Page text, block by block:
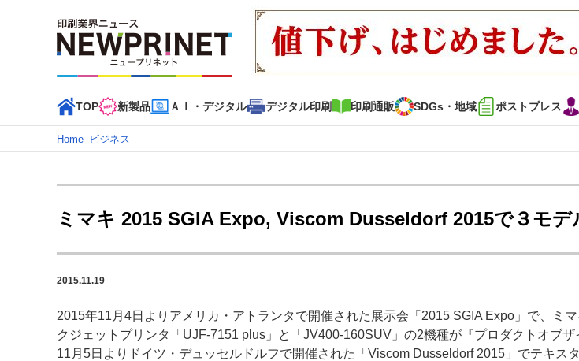
TOP 新製品 ＡＩ・デジタル デジタル印刷 印刷通販 SDGs・地域 ポストプレス
インデックス
TOP 新着記事 特集記事 動画コンテンツ インタビュー コレクション
カテゴリー一覧
新商品 新製品 ＡＩ・デジタル デジタル印刷 印刷通販 SDGs・地域 ポストプレス ビジ
特集記事カテゴリー一覧
2022 見える化・MIS特集 特集・デジタル印刷 アイデアで勝負！ ～多様なビジネス・多彩な商材～
特集・デジタル印刷 ～ 新成長軌道を描く
Home–ビジネス
ミマキ 2015 SGIA Expo, Viscom Dusseldorf 2015で３モデ
2015.11.19
2015年11月4日よりアメリカ・アトランタで開催された展示会「2015 SGIA Expo」で、ミ
クジェットプリンタ「UJF-7151 plus」と「JV400-160SUV」の2機種が『プロダクトオブザ
11月5日よりドイツ・デュッセルドルフで開催された「Viscom Dusseldorf 2015」でテキス